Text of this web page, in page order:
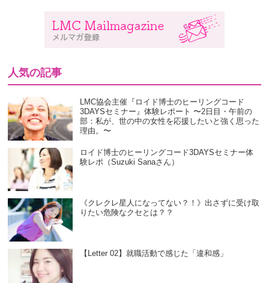
人気の記事
LMC協会主催『ロイド博士のヒーリングコード
3DAYSセミナー』体験レポート 〜2日目・午前の
部：私が、世の中の女性を応援したいと強く思った
理由。〜
ロイド博士のヒーリングコード3DAYSセミナー体
験レポ（Suzuki Sanaさん）
《クレクレ星人になってない？！》出さずに受け取
りたい危険なクセとは？？
【Letter 02】就職活動で感じた「違和感」